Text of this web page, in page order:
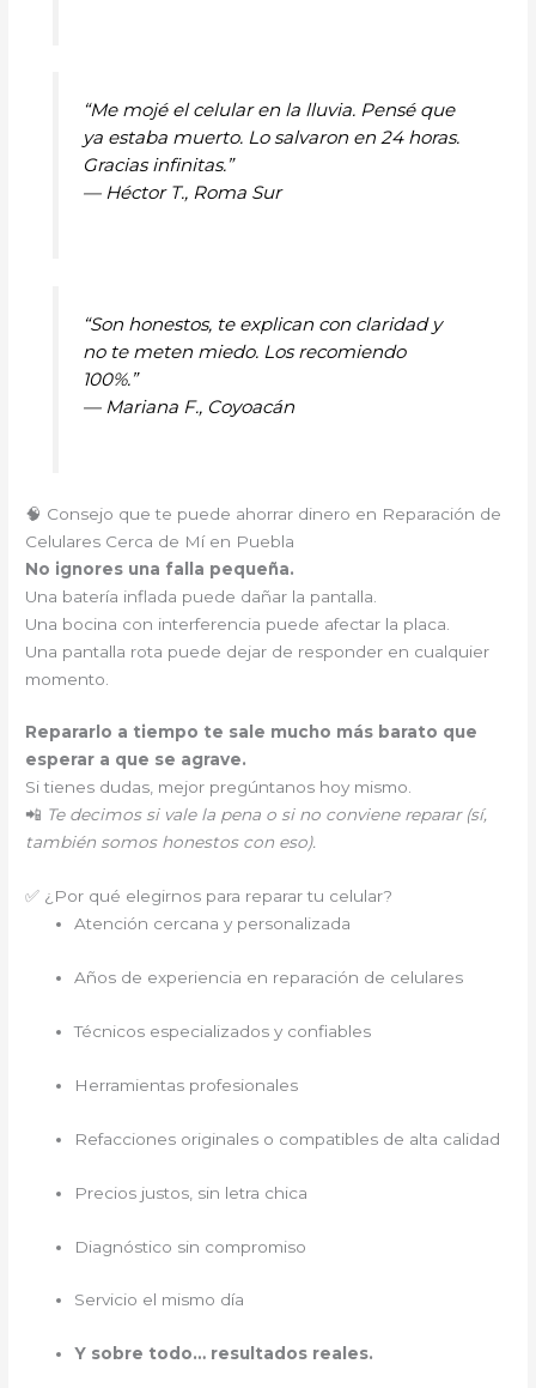
“Me mojé el celular en la lluvia. Pensé que
ya estaba muerto. Lo salvaron en 24 horas.
Gracias infinitas.”
— Héctor T., Roma Sur
“Son honestos, te explican con claridad y
no te meten miedo. Los recomiendo
100%.”
— Mariana F., Coyoacán
🧠 Consejo que te puede ahorrar dinero en Reparación de
Celulares Cerca de Mí en Puebla
No ignores una falla pequeña.
Una batería inflada puede dañar la pantalla.
Una bocina con interferencia puede afectar la placa.
Una pantalla rota puede dejar de responder en cualquier
momento.
Repararlo a tiempo te sale mucho más barato que
esperar a que se agrave.
Si tienes dudas, mejor pregúntanos hoy mismo.
📲 Te decimos si vale la pena o si no conviene reparar (sí,
también somos honestos con eso).
✅ ¿Por qué elegirnos para reparar tu celular?
Atención cercana y personalizada
Años de experiencia en reparación de celulares
Técnicos especializados y confiables
Herramientas profesionales
Refacciones originales o compatibles de alta calidad
Precios justos, sin letra chica
Diagnóstico sin compromiso
Servicio el mismo día
Y sobre todo… resultados reales.